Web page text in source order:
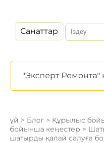
Санаттар
"Эксперт Ремонта"
үй > Блог > Құрылыс
бойынша кеңестер >
шатырды қалай салуға